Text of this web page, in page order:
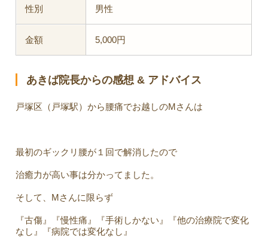
性別 男性
金額 5,000円
あきば院長からの感想 & アドバイス
戸塚区（戸塚駅）から腰痛でお越しのMさんは
最初のギックリ腰が１回で解消したので
治癒力が高い事は分かってました。
そして、Mさんに限らず
『古傷』『慢性痛』『手術しかない』『他の治療院で変化
なし』『病院では変化なし』